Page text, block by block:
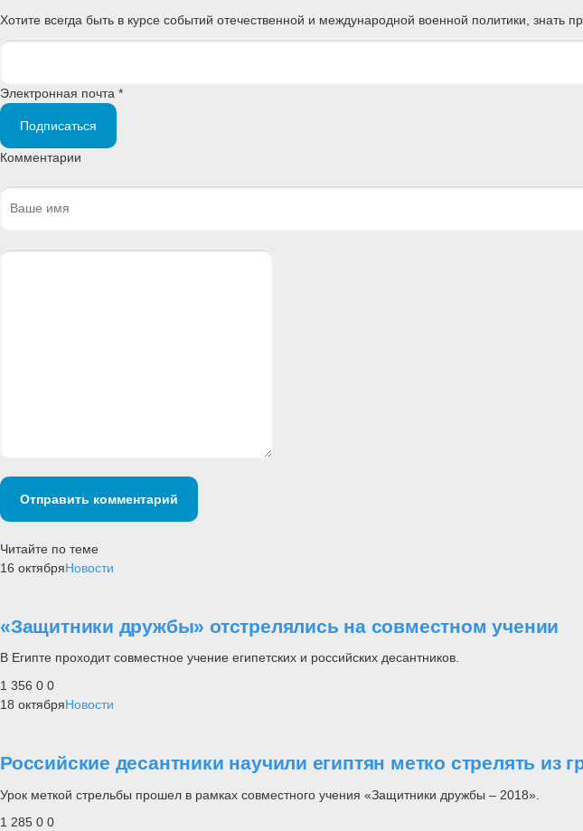
Хотите всегда быть в курсе событий отечественной и международной военной политики,
Электронная почта *
Подписаться
Комментарии
Отправить комментарий
Читайте по теме
16 октябряНовости
«Защитники дружбы» отстрелялись на совместном учении
В Египте проходит совместное учение египетских и российских десантников.
1 356 0 0
18 октябряНовости
Российские десантники научили египтян метко стрелять из
Урок меткой стрельбы прошел в рамках совместного учения «Защитники дружбы – 2018».
1 285 0 0